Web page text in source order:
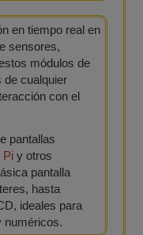
en tiempo real en
sensores,
módulos de
de cualquier
con el
pantallas
Piy otros
pantalla
hasta
ideales para
numéricos.